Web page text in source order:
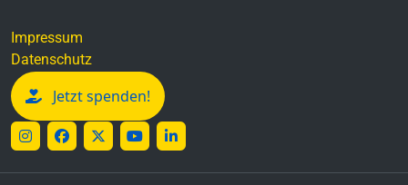
Impressum
Datenschutz
Jetzt spenden!